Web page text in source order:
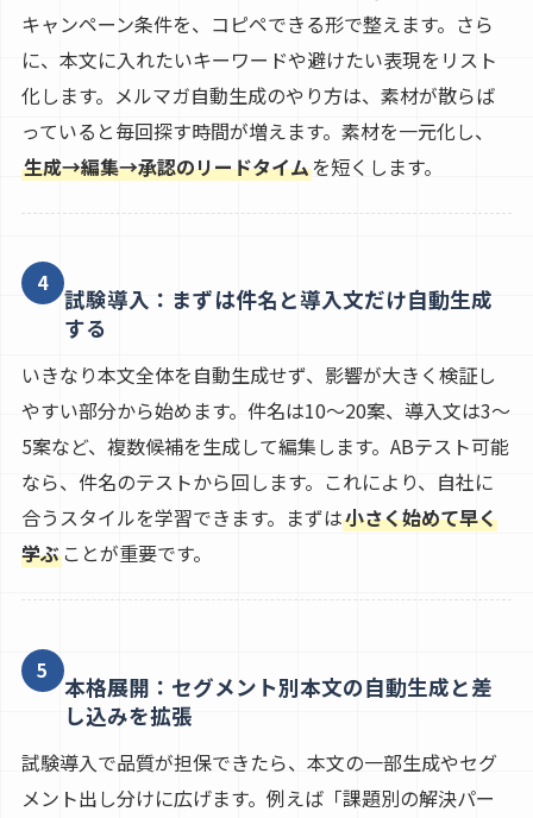
キャンペーン条件を、コピペできる形で整えます。さら
に、本文に入れたいキーワードや避けたい表現をリスト
化します。メルマガ自動生成のやり方は、素材が散らば
っていると毎回探す時間が増えます。素材を一元化し、
生成→編集→承認のリードタイムを短くします。
4
試験導入：まずは件名と導入文だけ自動生成
する
いきなり本文全体を自動生成せず、影響が大きく検証し
やすい部分から始めます。件名は10〜20案、導入文は3〜
5案など、複数候補を生成して編集します。ABテスト可能
なら、件名のテストから回します。これにより、自社に
合うスタイルを学習できます。まずは小さく始めて早く
学ぶことが重要です。
5
本格展開：セグメント別本文の自動生成と差
し込みを拡張
試験導入で品質が担保できたら、本文の一部生成やセグ
メント出し分けに広げます。例えば「課題別の解決パー